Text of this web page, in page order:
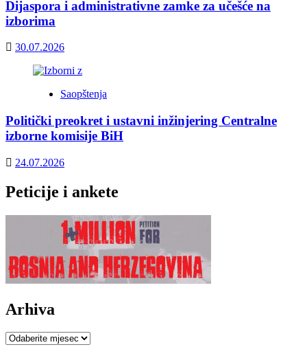
Dijaspora i administrativne zamke za učešće na
izborima
30.07.2026
Saopštenja
Politički preokret i ustavni inžinjering Centralne
izborne komisije BiH
24.07.2026
Peticije i ankete
Arhiva
Arhiva